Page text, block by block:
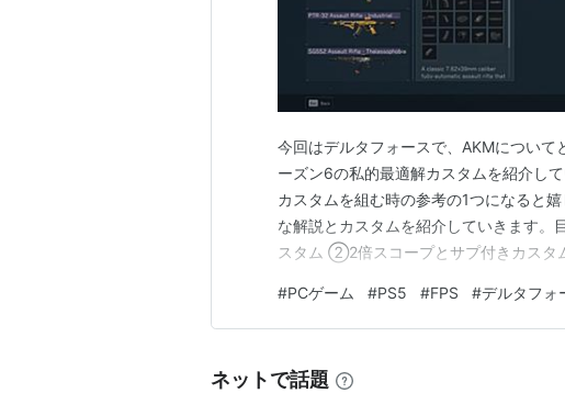
今回はデルタフォースで、AKMについ
ーズン6の私的最適解カスタムを紹介し
カスタムを組む時の参考の1つになると
な解説とカスタムを紹介していきます
スタム ②2倍スコープとサプ付きカスタ
300msと言うあまり注目されなかった銃
が34となり、3発キル時のTTKが20…
#PCゲーム #PS5 #FPS #デルタフォ
ネットで話題